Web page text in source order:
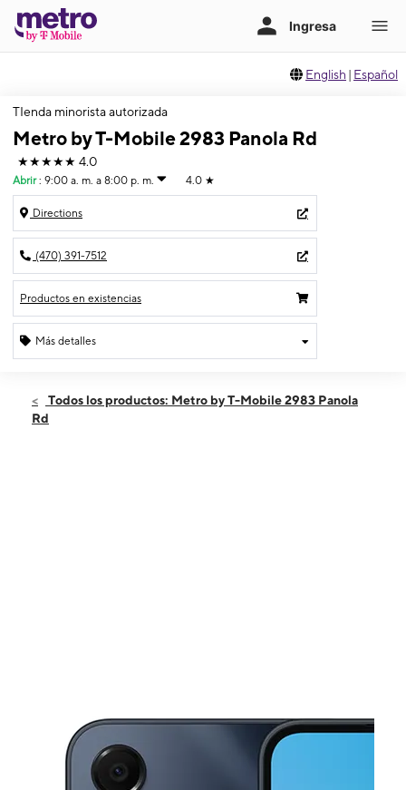
English | Español
TIenda minorista autorizada
Metro by T-Mobile 2983 Panola Rd
★★★★★ 4.0
Abrir : 9:00 a. m. a 8:00 p. m. 4.0 ★
Directions
(470) 391-7512
Productos en existencias
Más detalles
Jueves:9:00 a. m. a 8:00 p. m.
Viernes:
Todos los productos: Metro by T-Mobile 2983 Panola
Rd